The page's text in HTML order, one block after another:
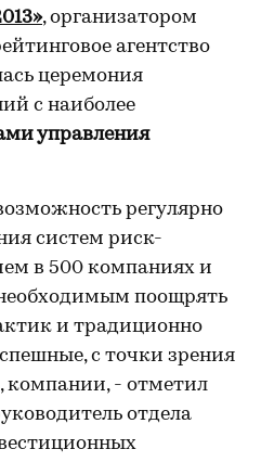
, организатором
агентство
церемония
с наиболее
управления
регулярно
систем риск-
в 500 компаниях и
поощрять
и традиционно
с точки зрения
компании, - отметил
отдела